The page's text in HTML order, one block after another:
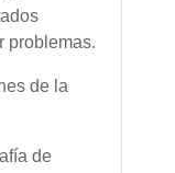
problemas.
de la
de